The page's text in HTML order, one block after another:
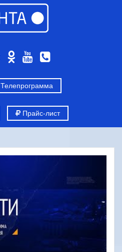
Телепрограмма
Прайс-лист